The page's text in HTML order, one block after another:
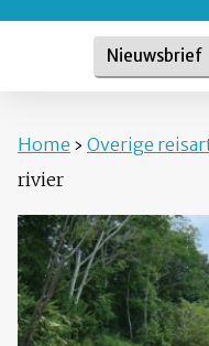
Nieuwsbrief
Home › Overige
rivier